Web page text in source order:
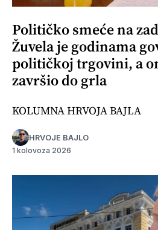
Političko smeće na
Žuvela je godinama
političkoj trgovini, a
završio do grla
KOLUMNA HRVOJA BAJLA
HRVOJE BAJLO
1 kolovoza 2026